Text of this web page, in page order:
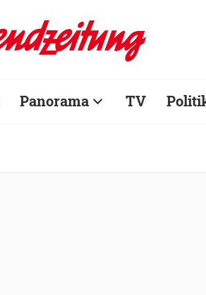
Panorama TV